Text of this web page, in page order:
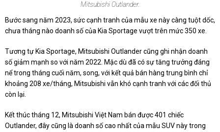
Mitsubishi Outlander.
Bước sang năm 2023, sức cạnh tranh của mẫu xe này càng tuột dốc,
chưa tháng nào doanh số của Kia Sportage vượt trên mức 350 xe.
Tương tự Kia Sportage, Mitsubishi Outlander cũng ghi nhận doanh
số giảm mạnh so với năm 2022. Mặc dù đã có sự tăng trưởng đáng
nể trong tháng cuối năm, song, với kết quả bán hàng trung bình chỉ
khoảng 208 xe/tháng, Mitsubishi vẫn khó cạnh tranh với các đối thủ
còn lại.
Kết thúc tháng 12, Mitsubishi Việt Nam bán được 401 chiếc
Outlander, đây cũng là doanh số cao nhất của mẫu SUV này trong